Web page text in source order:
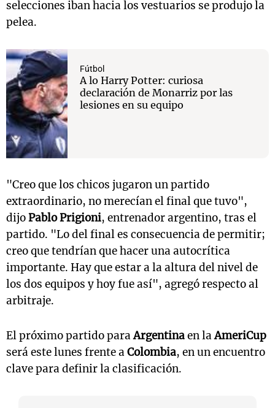
selecciones iban hacia los vestuarios se produjo la
pelea.
Fútbol
A lo Harry Potter: curiosa
declaración de Monarriz por las
lesiones en su equipo
"Creo que los chicos jugaron un partido
extraordinario, no merecían el final que tuvo",
dijoPablo Prigioni, entrenador argentino, tras el
partido. "Lo del final es consecuencia de permitir;
creo que tendrían que hacer una autocrítica
importante. Hay que estar a la altura del nivel de
los dos equipos y hoy fue así", agregó respecto al
arbitraje.
El próximo partido paraArgentinaen laAmeriCup
será este lunes frente aColombia, en un encuentro
clave para definir la clasificación.